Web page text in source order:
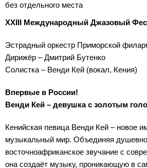
без отдельного места
XXIII Международный Джазовый
Эстрадный оркестр Приморской
Дирижёр – Дмитрий Бутенко
Солистка – Венди Кей (вокал, Кения)
Впервые в России!
Венди Кей – девушка с золотым
Кенийская певица Венди Кей – новое
музыкальный мир. Объединяя
восточноафриканское звучание с
она создаёт музыку, проникающую в